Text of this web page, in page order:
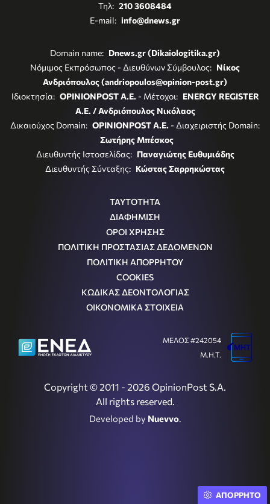
Τηλ: 210 3608484
E-mail: info@dnews.gr
Domain name: Dnews.gr (Dikaiologitika.gr)
Νόμιμος Εκπρόσωπος - Διευθύνων Σύμβουλος: Νίκος
Ανδριόπουλος (andriopoulos@opinion-post.gr)
Ιδιοκτησία: OPINIONPOST A.E. - Μέτοχοι: ENERGY REGISTER
Α.Ε. / Ανδριόπουλος Νικόλαος
Δικαιούχος Domain: OPINIONPOST A.E. - Διαχειριστής Domain:
Σωτήρης Μπέσκος
Διευθυντής Ιστοσελίδας: Παναγιώτης Ευθυμιάδης
Διευθυντής Σύνταξης: Κώστας Σαρρηκώστας
ΤΑΥΤΟΤΗΤΑ
ΔΙΑΦΗΜΙΣΗ
ΟΡΟΙ ΧΡΗΣΗΣ
ΠΟΛΙΤΙΚΗ ΠΡΟΣΤΑΣΙΑΣ ΔΕΔΟΜΕΝΩΝ
ΠΟΛΙΤΙΚΗ ΑΠΟΡΡΗΤΟΥ
COOKIES
ΚΩΔΙΚΑΣ ΔΕΟΝΤΟΛΟΓΙΑΣ
ΟΙΚΟΝΟΜΙΚΑ ΣΤΟΙΧΕΙΑ
Copyright © 2011 - 2026 OpinionPost S.A.
All rights reserved.
Developed by Nuevvo.
ΜΕΛΟΣ #242054
Μ.Η.Τ.
ΑΠΟΡΡΗΤΟ